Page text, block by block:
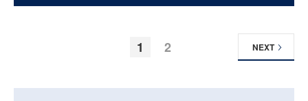
1 2 NEXT